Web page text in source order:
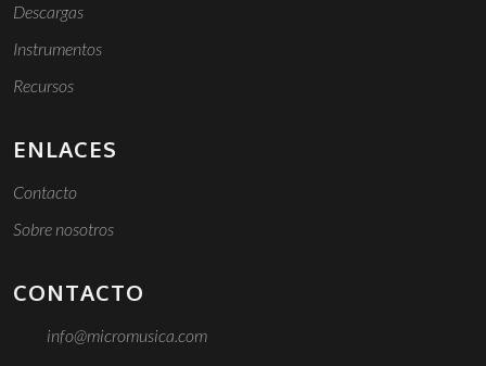
Descargas
Instrumentos
Recursos
ENLACES
Contacto
Sobre nosotros
CONTACTO
info@micromusica.com